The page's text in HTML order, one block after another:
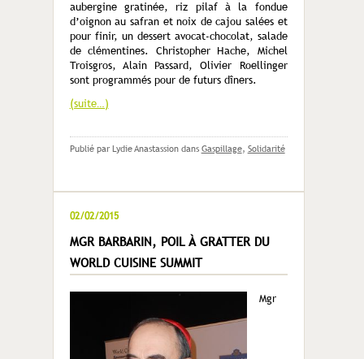
aubergine gratinée, riz pilaf à la fondue
d’oignon au safran et noix de cajou salées et
pour finir, un dessert avocat-chocolat, salade
de clémentines. Christopher Hache, Michel
Troisgros, Alain Passard, Olivier Roellinger
sont programmés pour de futurs dîners.
(suite…)
Publié par Lydie Anastassion dans Gaspillage, Solidarité
02/02/2015
MGR BARBARIN, POIL À GRATTER DU
WORLD CUISINE SUMMIT
Mgr